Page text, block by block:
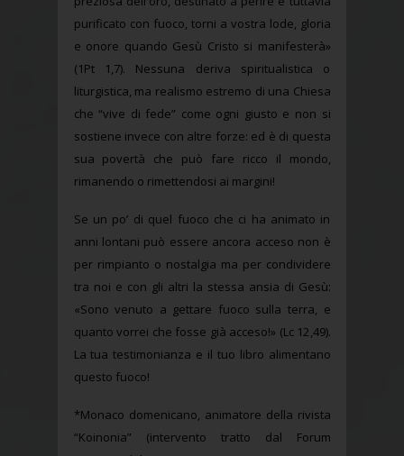
purificato con fuoco, torni a vostra lode, gloria
e onore quando Gesù Cristo si manifesterà»
(1Pt 1,7). Nessuna deriva spiritualistica o
liturgistica, ma realismo estremo di una Chiesa
che “vive di fede” come ogni giusto e non si
sostiene invece con altre forze: ed è di questa
sua povertà che può fare ricco il mondo,
rimanendo o rimettendosi ai margini!
Se un po’ di quel fuoco che ci ha animato in
anni lontani può essere ancora acceso non è
per rimpianto o nostalgia ma per condividere
tra noi e con gli altri la stessa ansia di Gesù:
«Sono venuto a gettare fuoco sulla terra, e
quanto vorrei che fosse già acceso!» (Lc 12,49).
La tua testimonianza e il tuo libro alimentano
questo fuoco!
*Monaco domenicano, animatore della rivista
“Koinonia” (intervento tratto dal Forum